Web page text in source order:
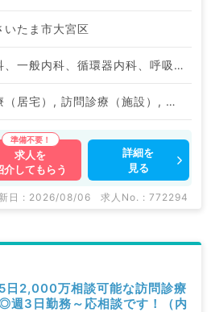
いたま市大宮区
神経内科、一般内科、循環器内科、呼吸器内科、消化器内科、内分泌・代謝内科、腎臓内科、老年内科、血液内科、膠原病科
訪問診療（居宅）, 訪問診療（施設）, 訪問診療（施設）
求人を
介してもらう
詳細を
見る
日 : 2026/08/06 求人No. : 772294
5日2,000万相談可能な訪問診療
3日勤務～応相談です！（内